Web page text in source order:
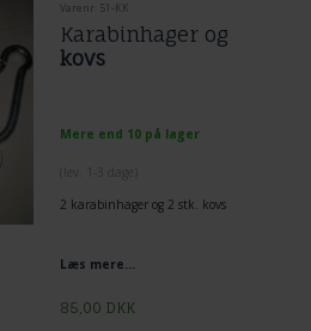
Varenr. 51-KK
Karabinhager og
kovs
Mere end 10 på lager
2 karabinhager og 2 stk. kovs
Læs mere...
85,00 DKK